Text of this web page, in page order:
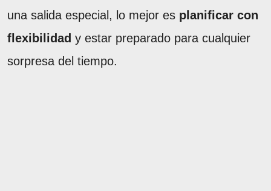
una salida especial, lo mejor es planificar con
flexibilidad y estar preparado para cualquier
sorpresa del tiempo.